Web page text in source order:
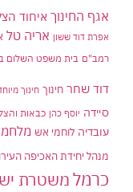
אגף החינוך איחוד
אפרת דוד ששון אריה טל
רמב"ם בית משפט השלום
דוד שחר חינוך חינוך
סיידה יוסף כהן כבאות
עובדיה לוחמי אש
מנהל יחידת האכיפה
כרמלמשטרת